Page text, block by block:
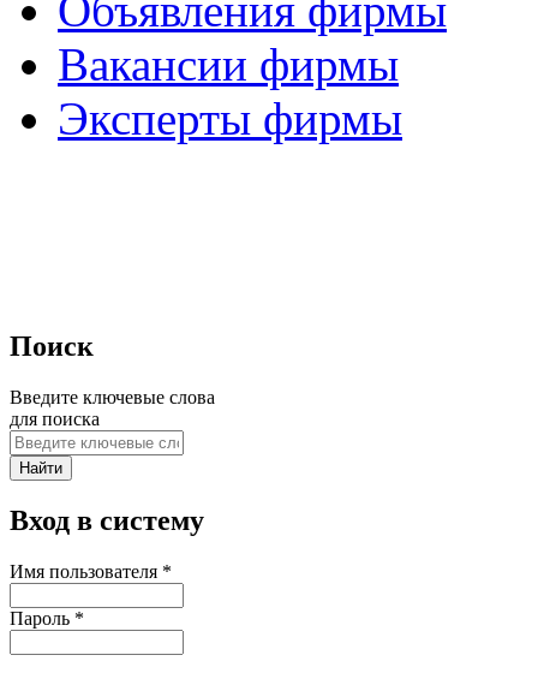
Вакансии фирмы
Эксперты фирмы
Поиск
Введите ключевые слова
для поиска
Вход в систему
Имя пользователя *
Пароль *